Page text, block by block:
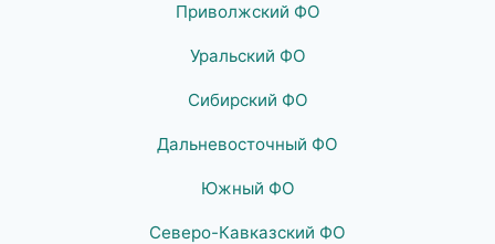
Приволжский ФО
Уральский ФО
Сибирский ФО
Дальневосточный ФО
Южный ФО
Северо-Кавказский ФО